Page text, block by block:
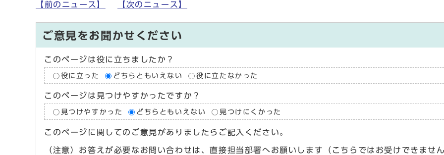
【前のニュース】 【次のニュース】
ご意見をお聞かせください
このページは役に立ちましたか？
役に立った どちらともいえない 役に立たなかった
このページは見つけやすかったですか？
見つけやすかった どちらともいえない 見つけにくかった
このページに関してのご意見がありましたらご記入ください。
（注意）お答えが必要なお問い合わせは、直接担当部署へお願いします（こちらではお受けできませ